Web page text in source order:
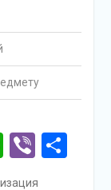
Viber